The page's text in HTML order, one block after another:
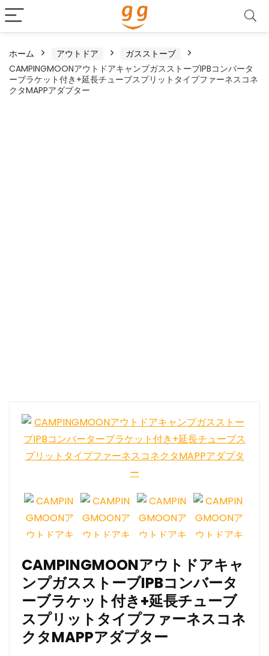
ホーム アウトドア
ガスストーブ
CAMPINGMOONアウトドアキャンプガスストーブIPBコンバータ
ーブラケット付き+延長チューブスプリットタイプファーネスコネ
クタMAPPアダプター
CAMPINGMOONアウトドアキャ
ンプガスストーブIPBコンバータ
ーブラケット付き+延長チューブ
スプリットタイプファーネスコネ
クタMAPPアダプター